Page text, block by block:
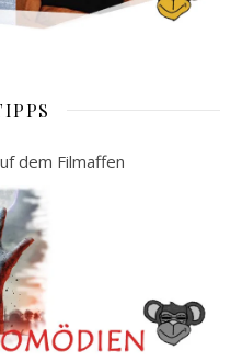
dem Filmaffen